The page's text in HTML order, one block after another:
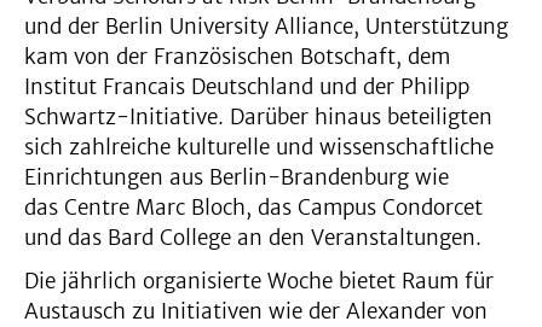
und der Berlin University Alliance, Unterstützung
kam von der Französischen Botschaft, dem
Institut Francais Deutschland und der Philipp
Schwartz-Initiative. Darüber hinaus beteiligten
sich zahlreiche kulturelle und wissenschaftliche
Einrichtungen aus Berlin-Brandenburg wie
das Centre Marc Bloch, das Campus Condorcet
und das Bard College an den Veranstaltungen.
Die jährlich organisierte Woche bietet Raum für
Austausch zu Initiativen wie der Alexander von